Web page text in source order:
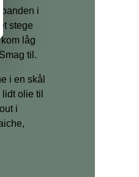
i
stege
låg
til.
i en skål
olie til
i